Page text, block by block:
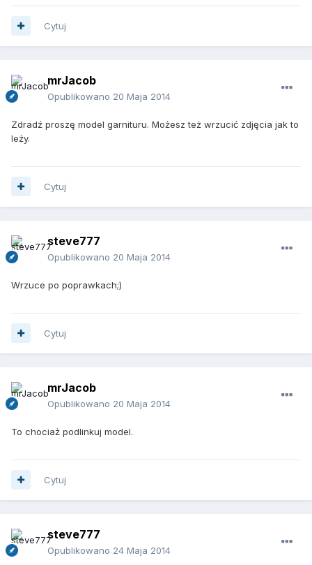
Cytuj
mrJacob
Opublikowano 20 Maja 2014
Zdradź proszę model garnituru. Możesz też wrzucić zdjęcia jak to
leży.
Cytuj
steve777
Opublikowano 20 Maja 2014
Wrzuce po poprawkach;)
Cytuj
mrJacob
Opublikowano 20 Maja 2014
To chociaż podlinkuj model.
Cytuj
steve777
Opublikowano 24 Maja 2014